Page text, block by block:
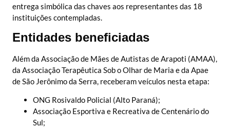
entrega simbólica das chaves aos representantes das 18
instituições contempladas.
Entidades beneficiadas
Além da Associação de Mães de Autistas de Arapoti (AMAA),
da Associação Terapêutica Sob o Olhar de Maria e da Apae
de São Jerônimo da Serra, receberam veículos nesta etapa:
ONG Rosivaldo Policial (Alto Paraná);
Associação Esportiva e Recreativa de Centenário do
Sul;